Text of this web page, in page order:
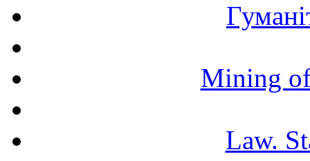
Mining
Law.